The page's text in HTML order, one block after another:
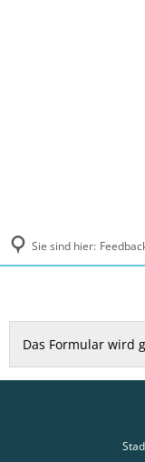
Sie sind hier:
Feedback
Das Formular wird